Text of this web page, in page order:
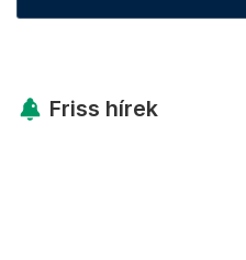
Friss hírek